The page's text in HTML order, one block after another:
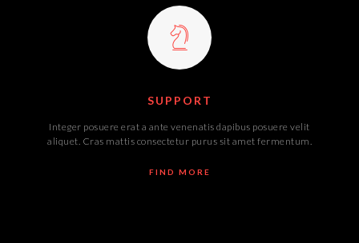
SUPPORT
Integer posuere erat a ante venenatis dapibus posuere velit
aliquet. Cras mattis consectetur purus sit amet fermentum.
FIND MORE